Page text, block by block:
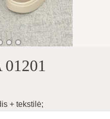
+ tekstilė;